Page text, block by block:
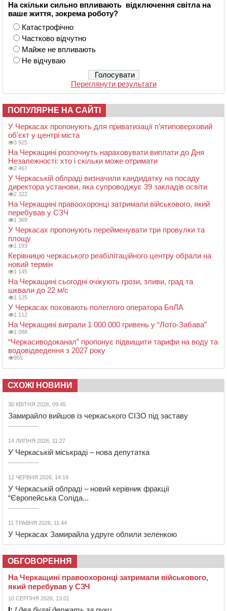
На скільки сильно впливають відключення світла на
ваше життя, зокрема роботу?
Катастрофічно
Частково відчутно
Майже не впливають
Не відчуваю
Переглянути результати
ПОПУЛЯРНЕ НА САЙТІ
У Черкасах пропонують для приватизації п’ятиповерховий
об’єкт у центрі міста
3 925
На Черкащині розпочнуть нараховувати виплати до Дня
Незалежності: хто і скільки може отримати
2 467
У Черкаській облраді визначили кандидатку на посаду
директора установи, яка супроводжує 39 закладів освіти
2 322
На Черкащині правоохоронці затримали військового, який
перебував у СЗЧ
1 369
У Черкасах пропонують перейменувати три провулки та
площу
1 193
Керівницю черкаського реабілітаційного центру обрали на
новий термін
1 145
На Черкащині сьогодні очікують грози, зливи, град та
шквали до 22 м/с
1 125
У Черкасах поховають полеглого оператора БпЛА
1 112
На Черкащині виграли 1 000 000 гривень у “Лото-Забава”
1 088
“Черкасиводоканал” пропонує підвищити тарифи на воду та
водовідведення з 2027 року
955
СХОЖІ НОВИНИ
30 КВІТНЯ 2026, 09:45
Замирайло вийшов із черкаського СІЗО під заставу
14 ЛИПНЯ 2026, 11:27
У Черкаській міськраді – нова депутатка
12 ЧЕРВНЯ 2026, 14:19
У Черкаській облраді – новий керівник фракції
“Європейська Соліда...
11 ТРАВНЯ 2026, 11:44
У Черкасах Замирайла удруге облили зеленкою
ОБГОВОРЕННЯ
На Черкащині правоохоронці затримали військового,
який перебував у СЗЧ
10 СЕРПНЯ 2026, 13:01